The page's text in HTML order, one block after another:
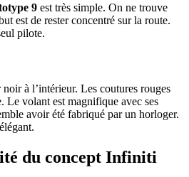
9 est très simple. On ne trouve
est de rester concentré sur la route.
pilote.
à l’intérieur. Les coutures rouges
Le volant est magnifique avec ses
avoir été fabriqué par un horloger.
du concept Infiniti